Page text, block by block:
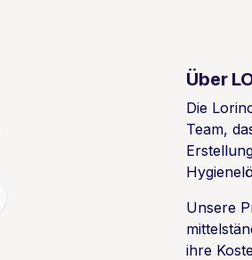
Über
Die
Team,
Unsere
ihre